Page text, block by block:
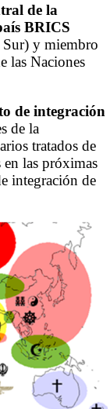
de la
BRICS
y miembro
las Naciones
de integración
de la
tratados de
en las próximas
integración de